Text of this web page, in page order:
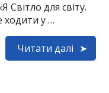
Світло для світу.
ходити у …
Читати далі